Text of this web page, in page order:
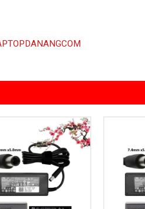
Add to
Wishlist